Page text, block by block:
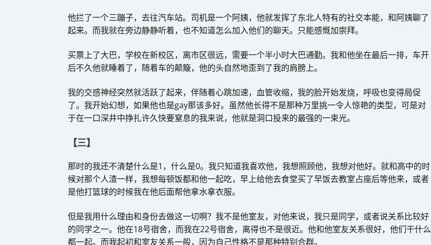
他拦了一个三蹦子，去往汽车站。司机是一个阿姨，他就发挥了东北人特有的社交本能，和阿姨聊了
起来。而我就在旁边静静听着，也不知道怎么加入他们的聊天。只能感慨加崇拜。
买票上了大巴，学校在新校区，离市区很远，需要一个半小时大巴通勤。我和他坐在最后一排，车开
后不久他就睡着了，随着车的颠簸，他的头自然地歪到了我的肩膀上。
我的交感神经突然就活跃了起来，伴随着心跳加速，血管收缩，我的脸开始发烧，呼吸也变得局促
了。我开始幻想，如果他也是gay那该多好。虽然他长得不是那种万里挑一令人惊艳的类型，可是对
于在一口深井中挣扎许久快要窒息的我来说，他就是洞口投来的最强的一束光。
【三】
那时的我还不清楚什么是1，什么是0。我只知道我喜欢他，我想照顾他，我想对他好。就和高中的时
候对那个人渣一样，我想每顿饭都和他一起吃，早上给他去食堂买了早饭去教室占座后等他来，或者
是他打篮球的时候我在他后面帮他拿水拿衣服。
但是我用什么理由和身份去做这一切啊？我不是他室友，对他来说，我只是同学，或者说关系比较好
的同学之一。他在18号宿舍，而我在22号宿舍，离得也不是很近。他和他室友关系很好，他们干什么
都一起。而我起初和室友关系一般，因为自己性格不是那种特别合群。